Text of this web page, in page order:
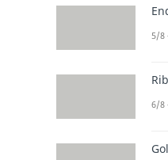
5/8
6/8